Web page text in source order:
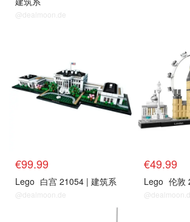
@dealmoon.de
€99.99
Lego 白宫 21054 | 建筑系
@dealmoon.de
€49.99
Lego 伦敦